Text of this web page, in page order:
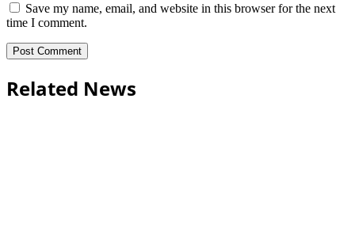
Save my name, email, and website in this browser for the next
time I comment.
Related News